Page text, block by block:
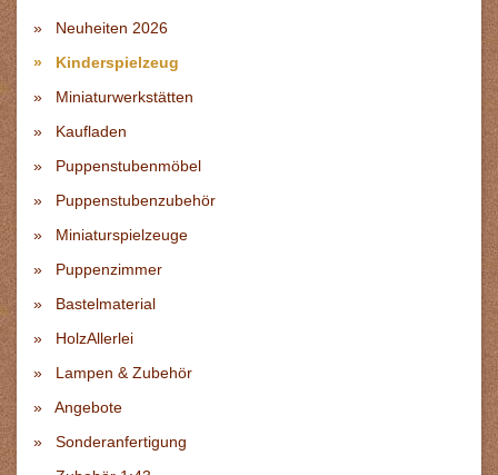
Neuheiten 2026
Kinderspielzeug
Miniaturwerkstätten
Kaufladen
Puppenstubenmöbel
Puppenstubenzubehör
Miniaturspielzeuge
Puppenzimmer
Bastelmaterial
HolzAllerlei
Lampen & Zubehör
Angebote
Sonderanfertigung